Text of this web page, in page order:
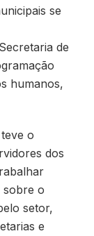
se
de
humanos,
o
dos
sobre o
setor,
e